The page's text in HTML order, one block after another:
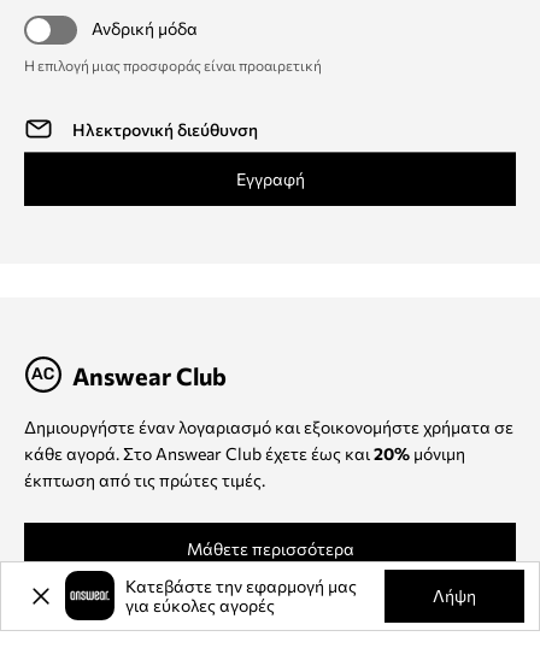
Ανδρική μόδα
Η επιλογή μιας προσφοράς είναι προαιρετική
Εγγραφή
Answear Club
Δημιουργήστε έναν λογαριασμό και εξοικονομήστε χρήματα σε
κάθε αγορά. Στο Answear Club έχετε έως και 20% μόνιμη
έκπτωση από τις πρώτες τιμές.
Μάθετε περισσότερα
Κατεβάστε την εφαρμογή μας
για εύκολες αγορές
Λήψη